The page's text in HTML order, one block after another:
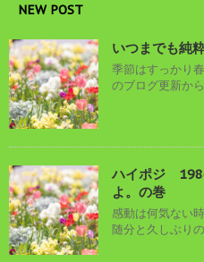
NEW POST
いつまでも純
季節はすっかり
のブログ更新か
ハイポジ
よ。の巻
感動は何気ない
随分と久しぶり